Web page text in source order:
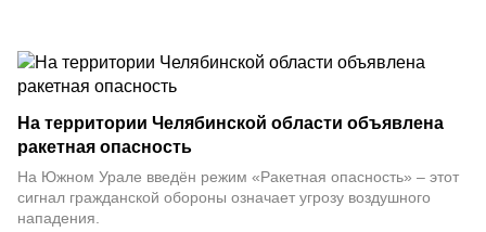
На территории Челябинской области объявлена
ракетная опасность
На Южном Урале введён режим «Ракетная опасность» – этот
сигнал гражданской обороны означает угрозу воздушного
нападения.